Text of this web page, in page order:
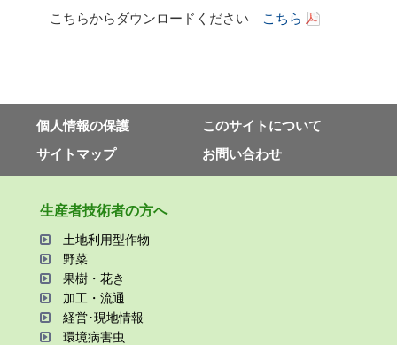
こちらからダウンロードください こちら
個⼈情報の保護
このサイトについて
サイトマップ
お問い合わせ
⽣産者技術者の⽅へ
⼟地利⽤型作物
野菜
果樹・花き
加⼯・流通
経営･現地情報
環境病害⾍